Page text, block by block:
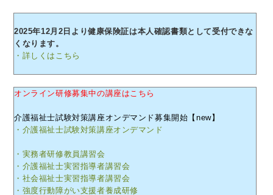
2025年12月2日より健康保険証は本人確認書類として受付できな
くなります。
・詳しくはこちら
オンライン研修募集中の講座はこちら
介護福祉士試験対策講座オンデマンド募集開始【new】
・介護福祉士試験対策講座オンデマンド
・実務者研修教員講習会
・介護福祉士実習指導者講習会
・社会福祉士実習指導者講習会
・強度行動障がい支援者養成研修